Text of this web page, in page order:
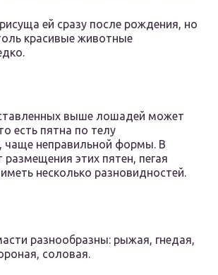
ей сразу после рождения, но
красивые животные
выше лошадей может
есть пятна по телу
чаще неправильной формы. В
этих пятен, пегая
несколько разновидностей.
разнообразны: рыжая, гнедая,
соловая.